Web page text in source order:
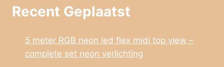
Recent Geplaatst
5 meter RGB neon led flex midi top view –
complete set neon verlichting